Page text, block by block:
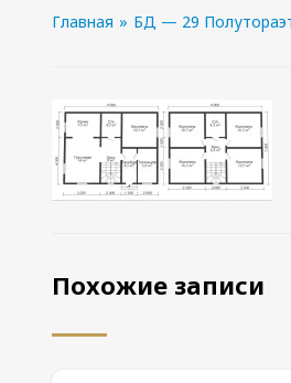
Главная » БД — 29
Похожие записи